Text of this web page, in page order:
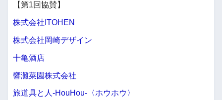
【第1回協賛】
株式会社ITOHEN
株式会社岡崎デザイン
十亀酒店
響灘菜園株式会社
旅道具と人-HouHou-〈ホウホウ〉